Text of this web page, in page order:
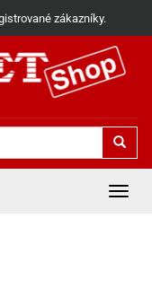
zákazníky.